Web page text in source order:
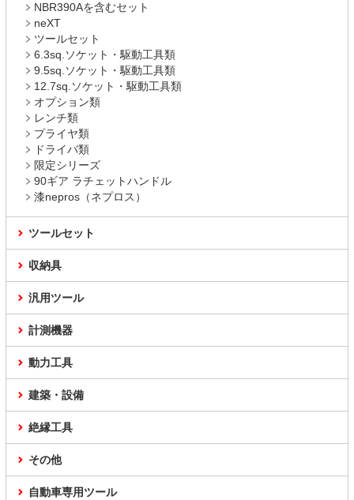
NBR390Aを含むセット
neXT
ツールセット
6.3sq.ソケット・駆動工具類
9.5sq.ソケット・駆動工具類
12.7sq.ソケット・駆動工具類
オプション類
レンチ類
プライヤ類
ドライバ類
限定シリーズ
90ギア ラチェットハンドル
漆nepros（ネプロス）
ツールセット
収納具
汎用ツール
計測機器
動力工具
建築・設備
絶縁工具
その他
自動車専用ツール